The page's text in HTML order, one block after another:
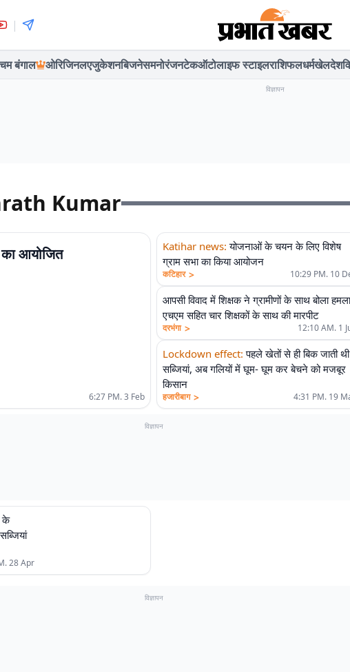
|
बंगाल ओरिजिनलएजुकेशनबिजनेसमनोरंजनटेकऑटोलाइफ स्टाइलराशिफलधर्मखेलदेश
विज्ञापन
Kumar
का आयोजित
6:27 PM. 3 Feb
Katihar news: योजनाओं के चयन के लिए विशेष
ग्राम सभा का किया आयोजन
कटिहार > 10:29 PM. 10
आपसी विवाद में शिक्षक ने ग्रामीणों के साथ बोला
एचएम सहित चार शिक्षकों के साथ की मारपीट
दरभंगा > 12:10 AM. 1
Lockdown effect: पहले खेतों से ही बिक जाती थी
सब्जियां, अब गलियों में घूम- घूम कर बेचने को मजबूर
किसान
हजारीबाग > 4:31 PM. 19
विज्ञापन
के
28 Apr
विज्ञापन